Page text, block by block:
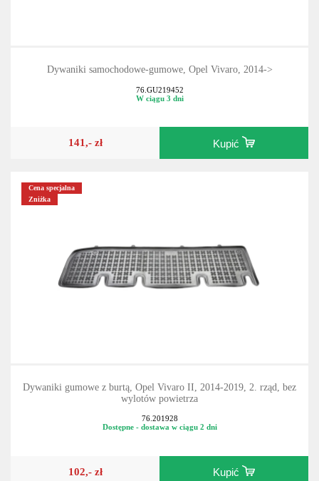
Dywaniki samochodowe-gumowe, Opel Vivaro, 2014->
76.GU219452
W ciągu 3 dni
141,- zł Kupić
Cena specjalna
Zniżka
Dywaniki gumowe z burtą, Opel Vivaro II, 2014-2019, 2. rząd, bez
wylotów powietrza
76.201928
Dostępne - dostawa w ciągu 2 dni
102,- zł Kupić